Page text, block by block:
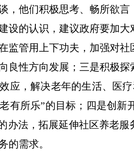
，他们积极思考、畅所欲
设的认识，建议政府要加
监管用上下功夫，加强对
良性方向发展；三是积极
应，解决老年的生活、医
有所乐”的目标；四是创
办法，拓展延伸社区养老
的需求。